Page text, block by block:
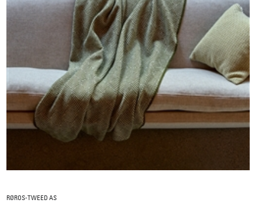
RØROS-TWEED AS